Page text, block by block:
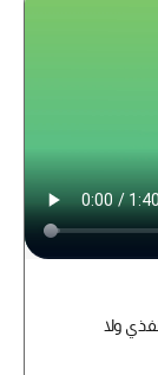
ولا